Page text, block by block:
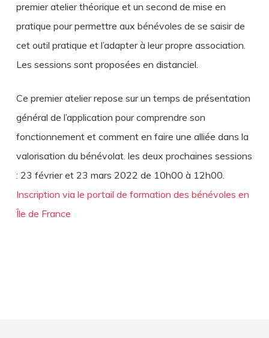
premier atelier théorique et un second de mise en
pratique pour permettre aux bénévoles de se saisir de
cet outil pratique et l’adapter à leur propre association.
Les sessions sont proposées en distanciel.
Ce premier atelier repose sur un temps de présentation
général de l’application pour comprendre son
fonctionnement et comment en faire une alliée dans la
valorisation du bénévolat. les deux prochaines sessions
: 23 février et 23 mars 2022 de 10h00 à 12h00.
Inscription via le portail de formation des bénévoles en
Île de France